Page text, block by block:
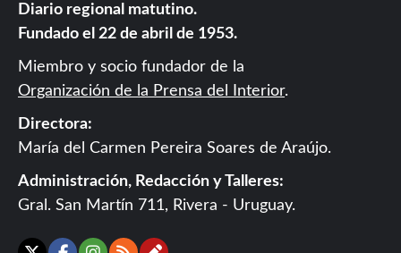
Diario regional matutino.
Fundado el 22 de abril de 1953.
Miembro y socio fundador de la
Organización de la Prensa del Interior.
Directora:
María del Carmen Pereira Soares de Araújo.
Administración, Redacción y Talleres:
Gral. San Martín 711, Rivera - Uruguay.